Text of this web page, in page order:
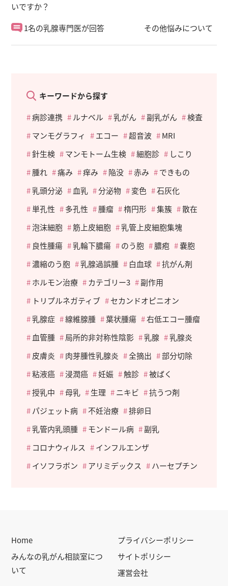
いですか？
その他悩みについて
1名の乳腺専門医が回答
キーワードから探す
病診連携
ルナベル 乳がん 副乳がん
検査
マンモグラフィ
エコー 超音波
MRI
針生検
マンモトーム生検 細胞診
しこり
腫れ
痛み 痒み 陥没 赤み
できもの
乳頭分泌
血乳 分泌物 変色
石灰化
単孔性
多孔性 腫瘤 楕円形 集簇
散在
泡沫細胞
筋上皮細胞
乳管上皮細胞集塊
良性腫瘍
乳輪下膿瘍 のう胞 膿疱
嚢胞
濃縮のう胞
乳腺過誤腫 白血球
抗がん剤
ホルモン治療
カテゴリー3
副作用
トリプルネガティブ
セカンドオピニオン
乳腺症
線維腺腫 葉状腫瘍
右低エコー腫瘤
血管腫
局所的非対称性陰影 乳腺
乳腺炎
皮膚炎
肉芽腫性乳腺炎 全摘出
部分切除
粘液癌
浸潤癌 妊娠 触診
被ばく
授乳中
母乳 生理 ニキビ
抗うつ剤
パジェット病
不妊治療
排卵日
乳管内乳頭腫
モンドール病
副乳
コロナウィルス
インフルエンザ
イソフラボン
アリミデックス ハーセプチン
Home
みんなの乳がん相談室につ
いて
プライバシーポリシー
サイトポリシー
運営会社